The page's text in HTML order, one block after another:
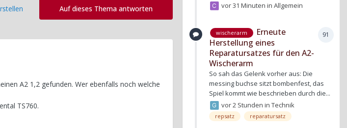
Auf dieses Thema antworten
A2 1,2 gefunden. Wer ebenfalls noch welche
TS760.
vor 31 MinuteninAllgemein
91
wischerarm
Erneute
Herstellung eines
Reparatursatzes für den A2-
Wischerarm
So sah das Gelenk vorher aus: Die
messing buchse sitzt bombenfest, das
Spiel kommt wie beschrieben durch die...
vor 2 Stunden inTechnik
repsatz reparatursatz